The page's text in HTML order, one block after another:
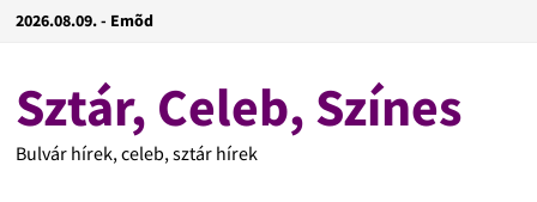
2026.08.09. - Emõd
Sztár, Celeb, Színes
Bulvár hírek, celeb, sztár hírek